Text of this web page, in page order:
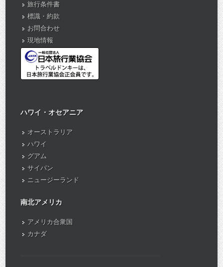
旅行条件書
標識・約款
お問合わせ
現地情報
ハワイ・オセアニア
オーストラリア
ハワイ
グアム
サイパン
ニュージーランド
南北アメリカ
アメリカ合衆国
カナダ